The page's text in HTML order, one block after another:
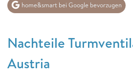
home&smart bei Google bevorzugen
Nachteile
Austria